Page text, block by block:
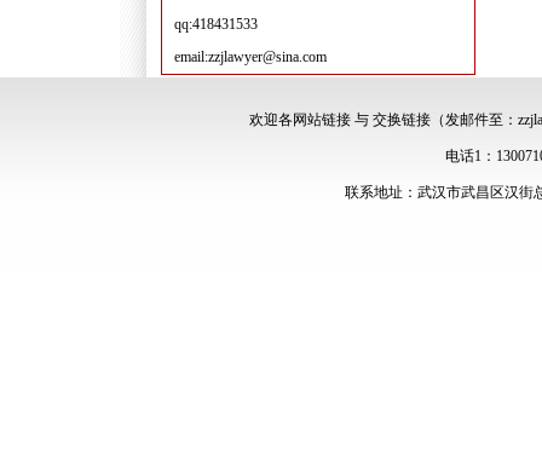
qq:418431533
email:zzjlawyer@sina.com
欢迎各网站链接 与 交换链接（发邮件至：
电话1：
联系地址：武汉市武昌区汉街